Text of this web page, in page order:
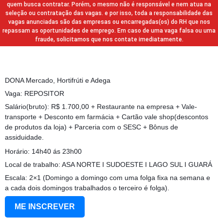
quem busca contratar. Porém, o mesmo não é responsável e nem atua na
seleção ou contratação das vagas. e por isso, toda a responsabilidade das
vagas anunciadas são das empresas ou encarregadas(os) do RH que nos
repassam as oportunidades de emprego. Em caso de uma vaga falsa ou uma
fraude, solicitamos que nos contate imediatamente.
DONA Mercado, Hortifrúti e Adega
Vaga: REPOSITOR
Salário(bruto): R$ 1.700,00 + Restaurante na empresa + Vale-
transporte + Desconto em farmácia + Cartão vale shop(descontos
de produtos da loja) + Parceria com o SESC + Bônus de
assiduidade.
Horário: 14h40 ás 23h00
Local de trabalho: ASA NORTE I SUDOESTE I LAGO SUL I GUARÁ
Escala: 2×1 (Domingo a domingo com uma folga fixa na semana e
a cada dois domingos trabalhados o terceiro é folga).
ME INSCREVER